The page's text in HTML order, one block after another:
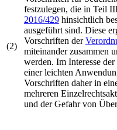
(2)
festzulegen, die in Teil
2016/429 hinsichtlich
ausgeführt sind. Diese
Vorschriften der
miteinander zusammen
werden. Im Interesse
einer leichten
Vorschriften daher in
mehreren
und der Gefahr von